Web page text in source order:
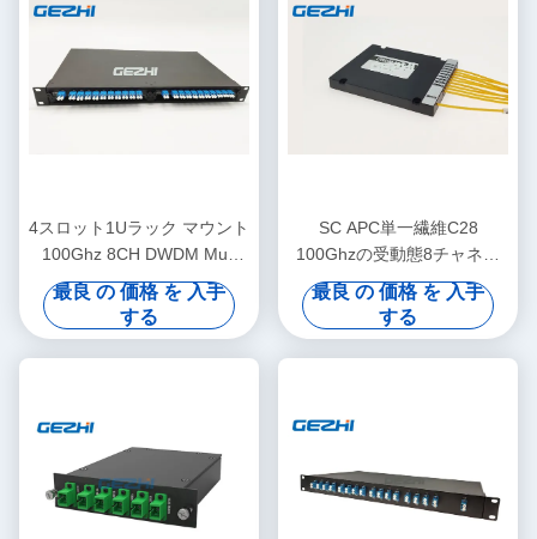
4スロット1Uラック マウント
100Ghz 8CH DWDM Mux
Demuxモジュール
最良 の 価格 を 入手
する
SC APC単一繊維C28
100Ghzの受動態8チャネル
Dwdm Mux
最良 の 価格 を 入手
する